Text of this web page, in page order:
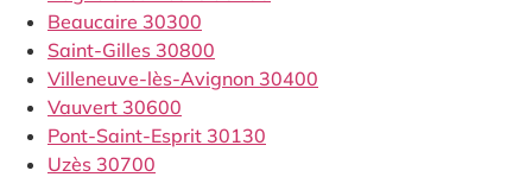
Beaucaire 30300
Saint-Gilles 30800
Villeneuve-lès-Avignon 30400
Vauvert 30600
Pont-Saint-Esprit 30130
Uzès 30700